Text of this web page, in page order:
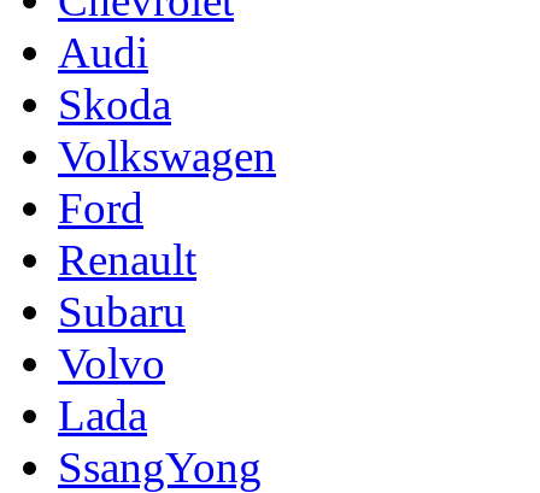
Audi
Skoda
Volkswagen
Ford
Renault
Subaru
Volvo
Lada
SsangYong